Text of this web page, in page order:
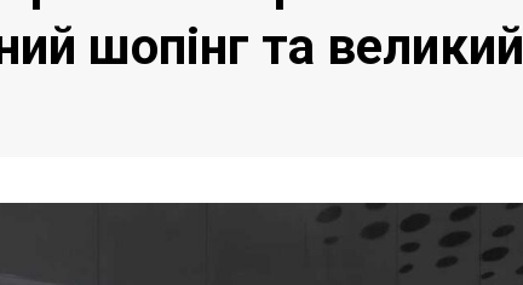
шопінг та великий